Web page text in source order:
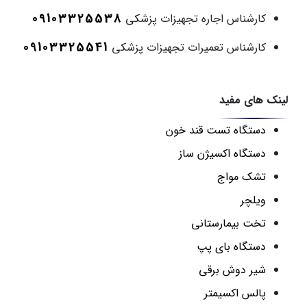
کارشناس اجاره تجهیزات پزشکی 09103325538
کارشناس تعمیرات تجهیزات پزشکی 09103325541
لینک های مفید
دستگاه تست قند خون
دستگاه اکسیژن ساز
تشک مواج
ویلچر
تخت بیمارستانی
دستگاه بای پپ
شیر دوش برقی
پالس اکسیمتر